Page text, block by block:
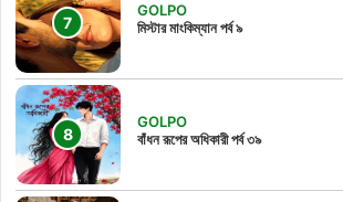
GOLPO
মিস্টার মাংকিম্যান পর্ব ৯
GOLPO
বাঁধন রূপের অধিকারী পর্ব ৩৯